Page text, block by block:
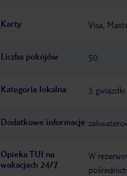
Karty Visa,
Liczba pokojów 50
Kategoria lokalna 3 gwiazdki
Dodatkowe informacje
Opieka TUI na
wakacjach 24/7
W